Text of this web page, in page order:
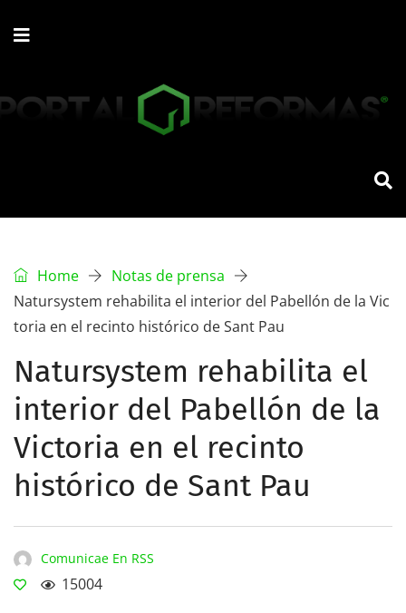
Home
Notas de prensa
Natursystem rehabilita el interior del Pabellón de la Vic
toria en el recinto histórico de Sant Pau
Natursystem rehabilita el
interior del Pabellón de la
Victoria en el recinto
histórico de Sant Pau
Comunicae En RSS
15004